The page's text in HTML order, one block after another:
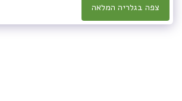
צפה בגלריה המלאה